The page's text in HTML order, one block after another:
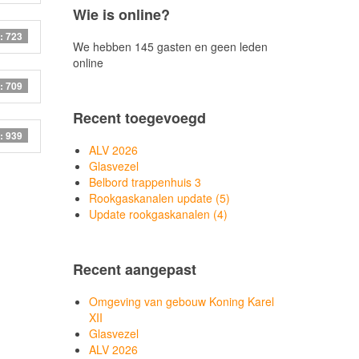
723
709
939
Wie is online?
We hebben 145 gasten en geen leden
online
Recent toegevoegd
ALV 2026
Glasvezel
Belbord trappenhuis 3
Rookgaskanalen update (5)
Update rookgaskanalen (4)
Recent aangepast
Omgeving van gebouw Koning Karel
XII
Glasvezel
ALV 2026